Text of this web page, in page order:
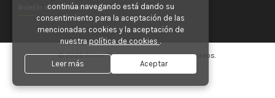
Boletín de noticias
© 2025 Raloe. Todos los derechos reservados.
continúa navegando está dando su
consentimiento para la aceptación de las
mencionadas cookies y la aceptación de
nuestra política de cookies .
Leer más Aceptar